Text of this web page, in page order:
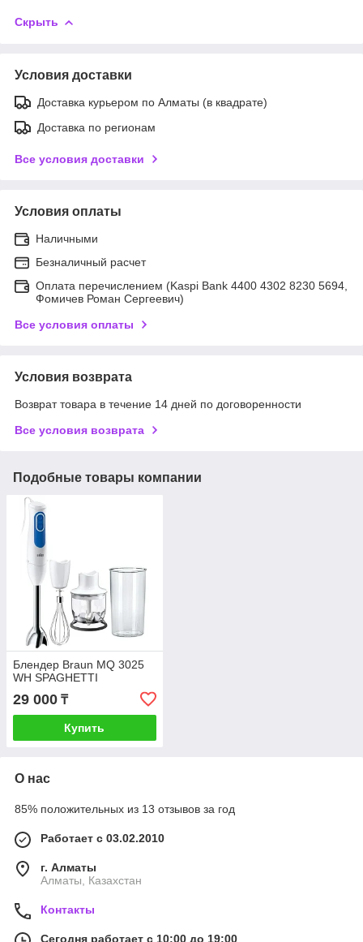
Скрыть
Условия доставки
Доставка курьером по Алматы (в квадрате)
Доставка по регионам
Все условия доставки
Условия оплаты
Наличными
Безналичный расчет
Оплата перечислением (Kaspi Bank 4400 4302 8230 5694,
Фомичев Роман Сергеевич)
Все условия оплаты
Условия возврата
Возврат товара в течение 14 дней по договоренности
Все условия возврата
Подобные товары компании
Блендер Braun MQ 3025
WH SPAGHETTI
29 000 ₸
Купить
О нас
85% положительных из 13 отзывов за год
Работает с 03.02.2010
г. Алматы
Алматы, Казахстан
Контакты
Сегодня работает с 10:00 до 19:00